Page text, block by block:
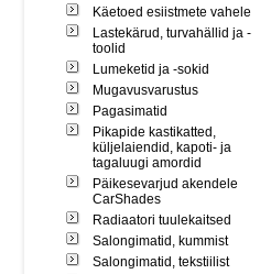
Käetoed esiistmete vahele
Lastekärud, turvahällid ja -
toolid
Lumeketid ja -sokid
Mugavusvarustus
Pagasimatid
Pikapide kastikatted,
küljelaiendid, kapoti- ja
tagaluugi amordid
Päikesevarjud akendele
CarShades
Radiaatori tuulekaitsed
Salongimatid, kummist
Salongimatid, tekstiilist